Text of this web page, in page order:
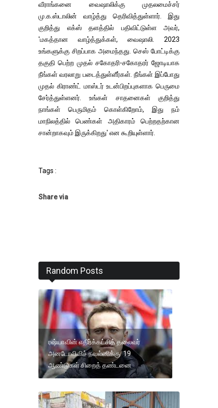
வீராங்கனை வைஷாலிக்கு முதலமைச்சர்
மு.க.ஸ்டாலின் வாழ்த்து தெரிவித்துள்ளார். இது
குறித்து எக்ஸ் தளத்தில் பதிவிட்டுள்ள அவர்,
'மகத்தான வாழ்த்துக்கள், வைஷாலி. 2023
உங்களுக்கு சிறப்பாக அமைந்தது. செஸ் போட்டிக்கு
தகுதி பெற்ற முதல் சகோதரி-சகோதரர் ஜோடியாக
நீங்கள் வரலாறு படைத்துள்ளீர்கள். நீங்கள் இப்போது
முதல் கிராண்ட் மாஸ்டர் உடன்பிறப்புகளாக பெருமை
சேர்த்துள்ளனர். உங்கள் சாதனைகள் குறித்து
நாங்கள் பெருமிதம் கொள்கிறோம், இது நம்
மாநிலத்தில் பெண்கள் அதிகாரம் பெற்றதற்கான
சான்றாகவும் இருக்கிறது' என கூறியுள்ளார்.
Tags :
Share via
Random Posts
ரஷ்யாவின் எதிர்க்கட்சித் தலைவர்
அனடோலிவிச் நவல்னிக்கு 19
ஆண்டுகள் சிறைத் தண்டனை